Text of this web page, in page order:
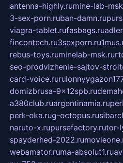
antenna-highly.rumine-lab-
3-sex-porn.ruban-damn.ru
viagra-tablet.rufasbags.ru
fincontech.ru3sexporn.ru
rebus-toys.ruminelab-msk.ru
seo-prodvizhenie-sajtov-
card-voice.ru
domizbrusa-9x12spb.ru
a380club.ruargentinamia.ru
perk-oka.rug-octopus.ru
naruto-x.rupursefactory.rutor-
spayderhed-2022.ru
webamator.ruma-absolut1.ru